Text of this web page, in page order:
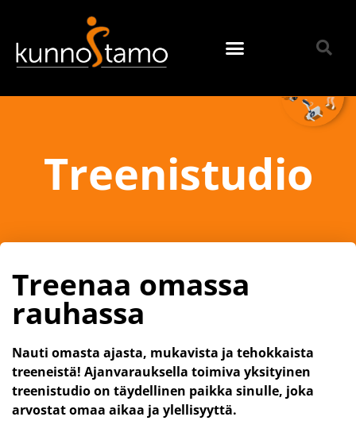
Treenistudio
Treenaa omassa
rauhassa
Nauti omasta ajasta, mukavista ja tehokkaista
treeneistä! Ajanvarauksella toimiva yksityinen
treenistudio on täydellinen paikka sinulle, joka
arvostat omaa aikaa ja ylellisyyttä.